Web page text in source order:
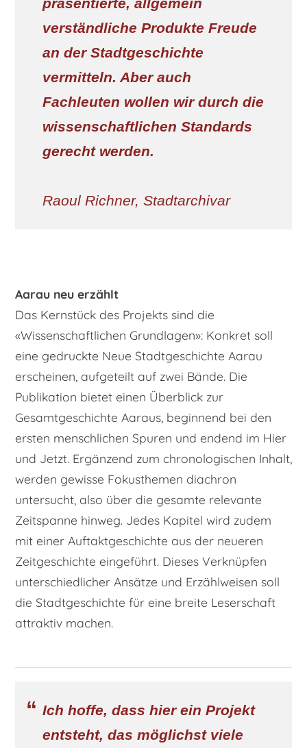
verständliche Produkte Freude
an der Stadtgeschichte
vermitteln. Aber auch
Fachleuten wollen wir durch die
wissenschaftlichen Standards
gerecht werden.
Raoul Richner, Stadtarchivar
Aar​au neu erzählt
​Das Kernstück des Projekts sind die
«Wissenschaftlichen Grundlagen»: Konkret soll
eine gedruckte Neue Stadtgeschichte Aarau
erscheinen, aufgeteilt auf zwei Bände. Die
Publikation bietet einen Überblick zur
Gesamtgeschichte Aaraus, beginnend bei den
ersten menschlichen Spuren und endend im Hier
und Jetzt. Ergänzend zum chronologischen Inhalt,
werden gewisse Fokusthemen diachron
untersucht, also über die gesamte relevante
Zeitspanne hinweg. Jedes Kapitel wird zudem
mit einer Auftaktgeschichte aus der neueren
Zeitgeschichte eingeführt. Dieses Verknüpfen
unterschiedlicher Ansätze und Erzählweisen soll
die Stadtgeschichte für eine breite Leserschaft
attraktiv machen.
Ich hoffe, dass hier ein Projekt
entsteht, das möglichst viele